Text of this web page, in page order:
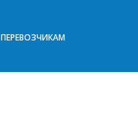
ПЕРЕВОЗЧИКАМ